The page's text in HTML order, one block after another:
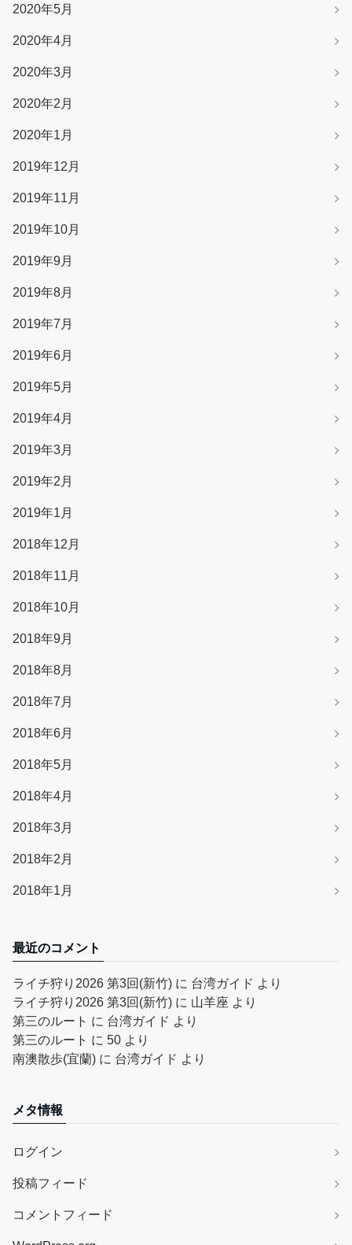
2020年5月
2020年4月
2020年3月
2020年2月
2020年1月
2019年12月
2019年11月
2019年10月
2019年9月
2019年8月
2019年7月
2019年6月
2019年5月
2019年4月
2019年3月
2019年2月
2019年1月
2018年12月
2018年11月
2018年10月
2018年9月
2018年8月
2018年7月
2018年6月
2018年5月
2018年4月
2018年3月
2018年2月
2018年1月
最近のコメント
ライチ狩り2026 第3回(新竹) に 台湾ガイド より
ライチ狩り2026 第3回(新竹) に 山羊座 より
第三のルート に 台湾ガイド より
第三のルート に 50 より
南澳散歩(宜蘭) に 台湾ガイド より
メタ情報
ログイン
投稿フィード
コメントフィード